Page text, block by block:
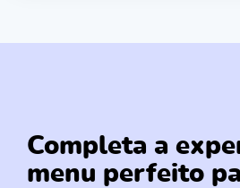
Completa a
menu perfeito